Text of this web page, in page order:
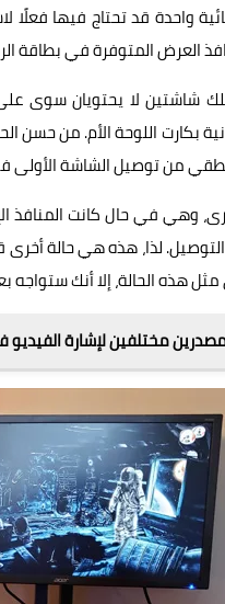
واحدة قد تحتاج فيها
العرض المتوفرة في بطاقة
بكارت اللوحة الأم. من
من توصيل الشاشة الأولى
وهي في حال كانت المنافذ
لذا، هذه هي حالة
هذه الحالة، إلا أنك ستواجه
مختلفين لإشارة الفيديو